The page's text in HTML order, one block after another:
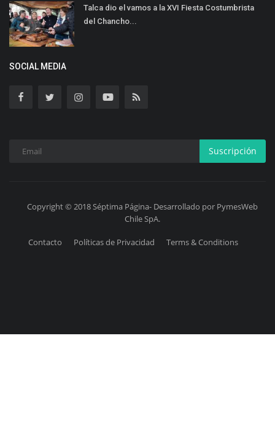
Talca dio el vamos a la XVI Fiesta Costumbrista
del Chancho...
SOCIAL MEDIA
Suscripción
Copyright © 2018 Séptima Página- Desarrollado por PymesWeb
Chile SpA.
Contacto Políticas de Privacidad Terms & Conditions